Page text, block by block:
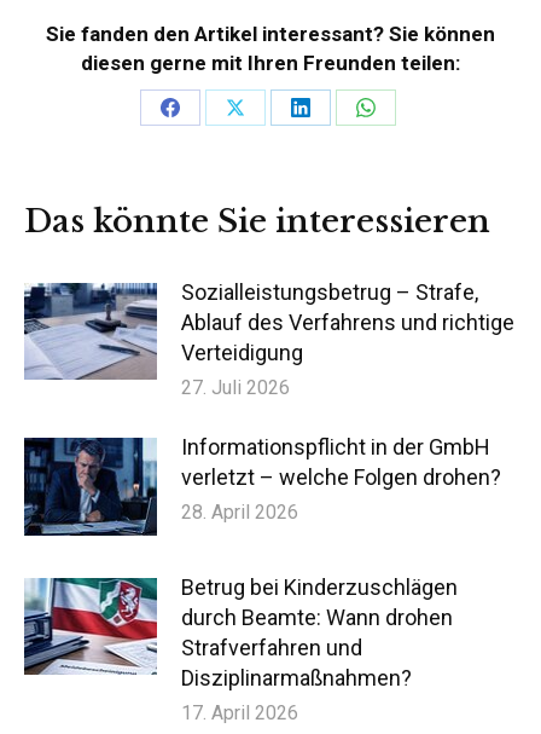
Sie fanden den Artikel interessant? Sie können
diesen gerne mit Ihren Freunden teilen:
Teilen
Teilen
Teilen
Teilen
Das könnte Sie interessieren
Sozialleistungsbetrug – Strafe,
Ablauf des Verfahrens und richtige
Verteidigung
27. Juli 2026
Informationspflicht in der GmbH
verletzt – welche Folgen drohen?
28. April 2026
Betrug bei Kinderzuschlägen
durch Beamte: Wann drohen
Strafverfahren und
Disziplinarmaßnahmen?
17. April 2026